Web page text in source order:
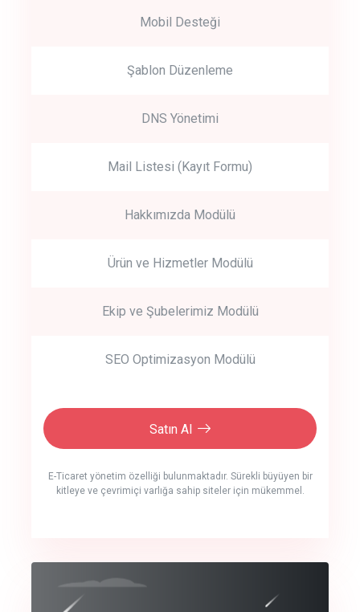
Mobil Desteği
Şablon Düzenleme
DNS Yönetimi
Mail Listesi (Kayıt Formu)
Hakkımızda Modülü
Ürün ve Hizmetler Modülü
Ekip ve Şubelerimiz Modülü
SEO Optimizasyon Modülü
Satın Al
E-Ticaret yönetim özelliği bulunmaktadır. Sürekli büyüyen bir
kitleye ve çevrimiçi varlığa sahip siteler için mükemmel.
crm auto cync